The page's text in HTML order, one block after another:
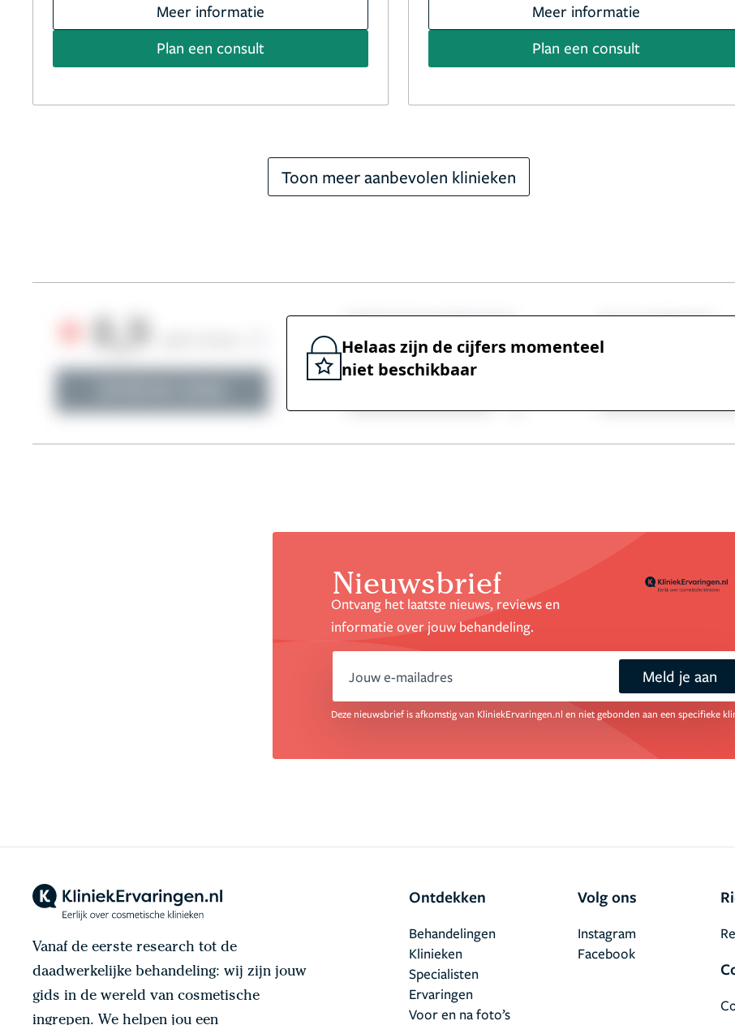
Meer informatie
Plan een consult
Meer informatie
Plan een consult
Toon meer aanbevolen klinieken
Helaas zijn de cijfers momenteel
niet beschikbaar
Nieuwsbrief
Ontvang het laatste nieuws, reviews en
informatie over jouw behandeling.
email Meld je aan
Deze nieuwsbrief is afkomstig van KliniekErvaringen.nl en niet gebonden aan een specifieke
Vanaf de eerste research tot de
daadwerkelijke behandeling: wij zijn jouw
gids in de wereld van cosmetische
ingrepen. We helpen jou een
Ontdekken
Behandelingen
Klinieken
Specialisten
Ervaringen
Voor en na foto’s
Volg ons
Facebook
Instagram